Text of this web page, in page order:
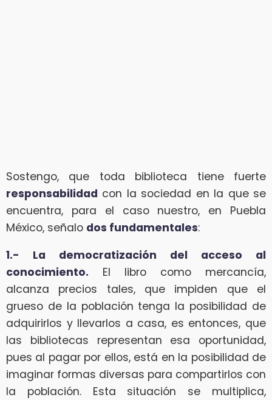
Sostengo, que toda biblioteca tiene fuerte
responsabilidad con la sociedad en la que se
encuentra, para el caso nuestro, en Puebla
México, señalo dos fundamentales:
1.- La democratización del acceso al
conocimiento. El libro como mercancía,
alcanza precios tales, que impiden que el
grueso de la población tenga la posibilidad de
adquirirlos y llevarlos a casa, es entonces, que
las bibliotecas representan esa oportunidad,
pues al pagar por ellos, está en la posibilidad de
imaginar formas diversas para compartirlos con
la población. Esta situación se multiplica,